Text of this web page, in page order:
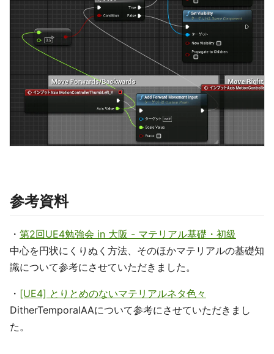
参考資料
・ 第2回UE4勉強会 in 大阪 - マテリアル基礎・初級
中心を円状にくりぬく方法、そのほかマテリアルの基礎知
識について参考にさせていただきました。
・ [UE4] とりとめのないマテリアルネタ色々
DitherTemporalAAについて参考にさせていただきまし
た。